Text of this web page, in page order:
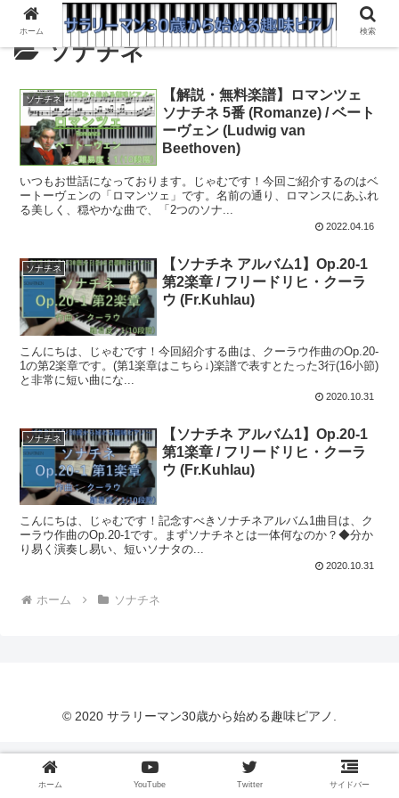
ソナチネ
ソナチネ
【解説・無料楽譜】ロマンツェ
ソナチネ 5番 (Romanze) / ベート
ーヴェン (Ludwig van
Beethoven)
いつもお世話になっております。じゃむです！今回ご紹介するのはベ
ートーヴェンの「ロマンツェ」です。名前の通り、ロマンスにあふれ
る美しく、穏やかな曲で、「2つのソナ...
2022.04.16
ソナチネ
【ソナチネ アルバム1】Op.20-1
第2楽章 / フリードリヒ・クーラ
ウ (Fr.Kuhlau)
こんにちは、じゃむです！今回紹介する曲は、クーラウ作曲のOp.20-
1の第2楽章です。(第1楽章はこちら↓)楽譜で表すとたった3行(16小節)
と非常に短い曲にな...
2020.10.31
ソナチネ
【ソナチネ アルバム1】Op.20-1
第1楽章 / フリードリヒ・クーラ
ウ (Fr.Kuhlau)
こんにちは、じゃむです！記念すべきソナチネアルバム1曲目は、ク
ーラウ作曲のOp.20-1です。まずソナチネとは一体何なのか？◆分か
り易く演奏し易い、短いソナタの...
2020.10.31
ホーム ソナチネ
© 2020 サラリーマン30歳から始める趣味ピアノ.
ホーム 検索
ホーム YouTube Twitter サイドバー